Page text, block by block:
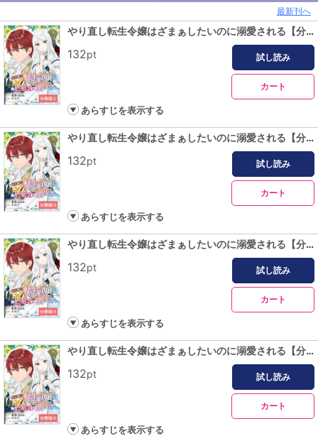
最新刊へ
やり直し転生令嬢はざまぁしたいのに溺愛される【分冊版】 (ラワーレコミックス)1
132pt 試し読み
カート
あらすじを表示する
やり直し転生令嬢はざまぁしたいのに溺愛される【分冊版】 (ラワーレコミックス)2
132pt 試し読み
カート
あらすじを表示する
やり直し転生令嬢はざまぁしたいのに溺愛される【分冊版】 (ラワーレコミックス)3
132pt 試し読み
カート
あらすじを表示する
やり直し転生令嬢はざまぁしたいのに溺愛される【分冊版】 (ラワーレコミックス)4
132pt 試し読み
カート
あらすじを表示する